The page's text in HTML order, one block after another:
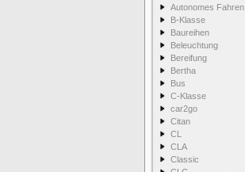
Autonomes Fahren
B-Klasse
Baureihen
Beleuchtung
Bereifung
Bertha
Bus
C-Klasse
car2go
Citan
CL
CLA
Classic